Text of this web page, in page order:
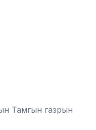
Тамгын газрын